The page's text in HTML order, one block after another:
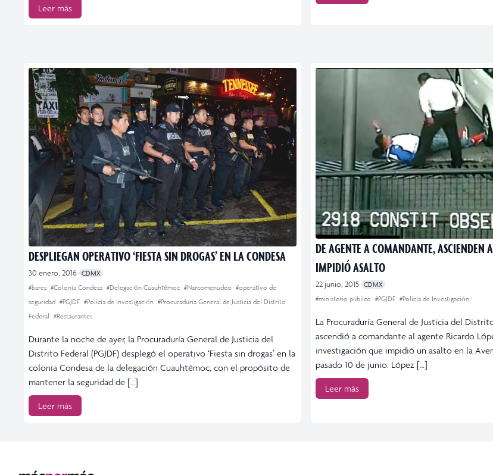
Leer más
DESPLIEGAN OPERATIVO ‘FIESTA SIN DROGAS’ EN LA CONDESA
30 enero, 2016 CDMX
#bares #Colonia Condesa #Delegación Cuauhtémoc #Narcomenudeo #operativo de
seguridad #PGJDF #Policía de Investigación #Procuraduría General de Justicia del Distrito
Federal #Restaurantes
Durante la noche de ayer, la Procuraduría General de Justicia del
Distrito Federal (PGJDF) desplegó el operativo ‘Fiesta sin drogas’ en la
colonia Condesa de la delegación Cuauhtémoc, con el propósito de
mantener la seguridad de […]
Leer más
DE AGENTE A COMANDANTE, ASCIENDEN
IMPIDIÓ ASALTO
22 junio, 2015 CDMX
#ministerio público #PGJDF #Policía de Investigación
La Procuraduría General de Justicia del
ascendió a comandante al agente Ricardo
investigación que impidió un asalto en la
pasado 10 de junio. López […]
Leer más